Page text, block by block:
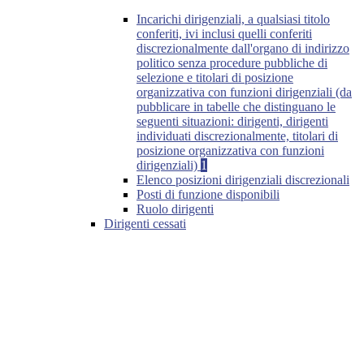
Incarichi dirigenziali, a qualsiasi titolo
conferiti, ivi inclusi quelli conferiti
discrezionalmente dall'organo di indirizzo
politico senza procedure pubbliche di
selezione e titolari di posizione
organizzativa con funzioni dirigenziali (da
pubblicare in tabelle che distinguano le
seguenti situazioni: dirigenti, dirigenti
individuati discrezionalmente, titolari di
posizione organizzativa con funzioni
dirigenziali) 1
Elenco posizioni dirigenziali discrezionali
Posti di funzione disponibili
Ruolo dirigenti
Dirigenti cessati